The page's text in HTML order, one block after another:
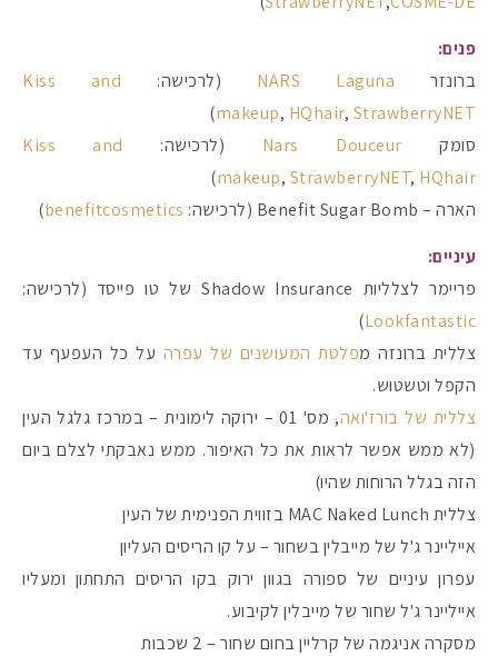
פנים:
ברונזרNARS Laguna (לרכישה:
Kiss and
makeup, HQhair, StrawberryNET
)
סומק Nars Douceur (לרכישה:
Kiss and
makeup, StrawberryNET, HQhair
)
הארה – Benefit Sugar Bomb (לרכישה:
benefitcosmetics
)
עיניים:
פריימר לצלליות Shadow Insurance של טו פייסד (לרכישה:
Lookfantastic
)
צללית ברונזה מפלטת המעושנים של עפרה על כל העפעף עד
הקפל וטשטוש.
צללית של בורז'ואה
, מס' 01 – ירוקה לימונית – במרכז גלגל העין
(לא ממש אפשר לראות את כל האיפור. ממש נאבקתי לצלם ביום
הזה בגלל הרוחות שהיו)
צללית MAC Naked Lunch בזווית הפנימית של העין
אייליינר ג'ל של מייבלין בשחור – על קו הריסים העליון
עפרון עיניים של ספורה בגוון ירוק בקו הריסים התחתון ומעליו
אייליינר ג'ל שחור של מייבלין לקיבוע.
מסקרה אניגמה של קרליין בחום שחור – 2 שכבות